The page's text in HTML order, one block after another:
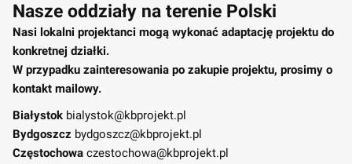
Nasze oddziały na terenie Polski
Nasi lokalni projektanci mogą wykonać adaptację projektu do
konkretnej działki.
W przypadku zainteresowania po zakupie projektu, prosimy o
kontakt mailowy.
Białystok bialystok@kbprojekt.pl
Bydgoszcz bydgoszcz@kbprojekt.pl
Częstochowa czestochowa@kbprojekt.pl